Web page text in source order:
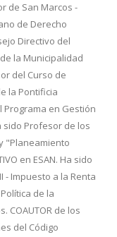
de San Marcos -
de Derecho
Directivo del
la Municipalidad
del Curso de
la Pontificia
Programa en Gestión
sido Profesor de los
"Planeamiento
en ESAN. Ha sido
- Impuesto a la Renta
de la
COAUTOR de los
del Código